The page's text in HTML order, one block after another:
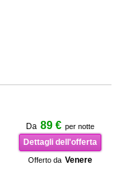
Da 89 € per notte
Dettagli dell'offerta
Offerto da Venere